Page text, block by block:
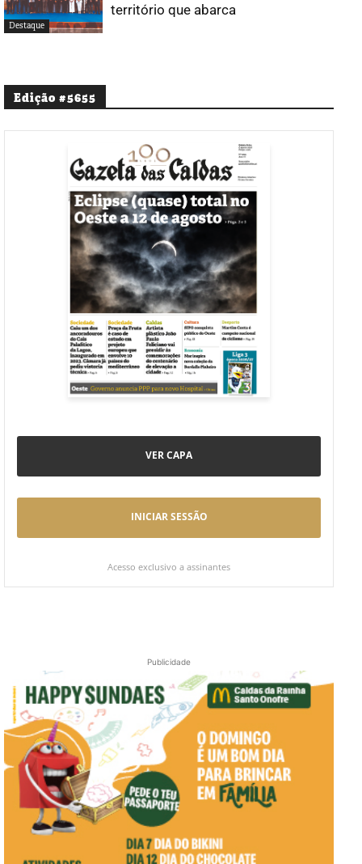
Destaque
território que abarca
Edição #5655
VER CAPA
INICIAR SESSÃO
Acesso exclusivo a assinantes
Publicidade